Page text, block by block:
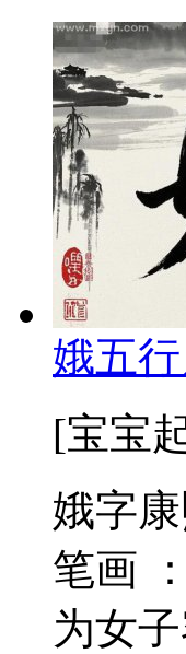
娥五
[宝宝
娥字
笔画
为女